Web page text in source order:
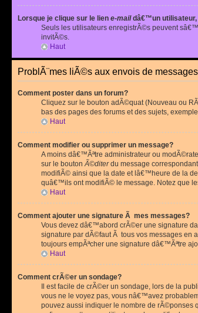
Lorsque je clique sur le lien e-maildâ€™un utilisateur,
Seuls les utilisateurs enregistrÃ©s peuvent
invitÃ©s.
Haut
ProblÃ¨mes liÃ©s aux envois de messages
Comment poster dans un forum?
Cliquez sur le bouton adÃ©quat (Nouveau ou
bas des pages des forums et des sujets,
Haut
Comment modifier ou supprimer un message?
A moins dâ€™Ãªtre administrateur ou
sur le boutonÃ©diterdu message
modifiÃ© ainsi que la date et lâ€™heure de la
quâ€™ils ont modifiÃ© le message. Notez que
Haut
Comment ajouter une signature Ã mes messages?
Vous devez dâ€™abord crÃ©er une signature
signature par dÃ©faut Ã tous vos messages en
toujours empÃªcher une signature dâ€™Ãªtre
Haut
Comment crÃ©er un sondage?
Il est facile de crÃ©er un sondage, lors de la
vous ne le voyez pas, vous nâ€™avez
pouvez aussi indiquer le nombre de rÃ©ponses